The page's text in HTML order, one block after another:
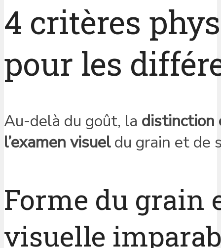
4 critères
pour les
Au-delà du goût, la distinction
l’examen visueldu grain et de
Forme du grain
visuelle